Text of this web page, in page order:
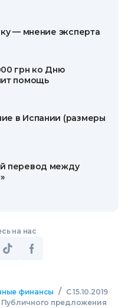
— мнение эксперта
грн ко Дню
помощь
в Испании (размеры
перевод между
на нас
финансы /
С 15.10.2019
Публичного предложения